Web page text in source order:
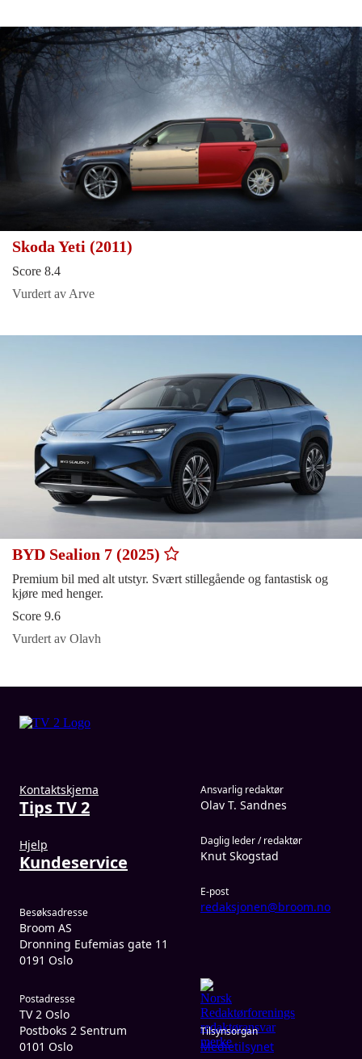
Skoda Yeti (2011)
Score 8.4
Vurdert av Arve
BYD Sealion 7 (2025)
Premium bil med alt utstyr. Svært stillegående og fantastisk og
kjøre med henger.
Score 9.6
Vurdert av Olavh
Kontaktskjema
Tips TV 2
Hjelp
Kundeservice
Ansvarlig redaktør
Olav T. Sandnes
Daglig leder / redaktør
Knut Skogstad
E-post
redaksjonen@broom.no
Besøksadresse
Broom AS
Dronning Eufemias gate 11
0191 Oslo
Tilsynsorgan
Medietilsynet
Postadresse
TV 2 Oslo
Postboks 2 Sentrum
0101 Oslo